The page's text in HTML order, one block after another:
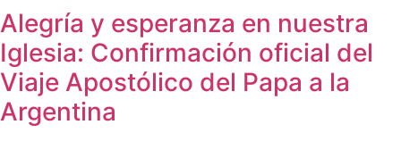
Alegría y esperanza en nuestra
Iglesia: Confirmación oficial del
Viaje Apostólico del Papa a la
Argentina